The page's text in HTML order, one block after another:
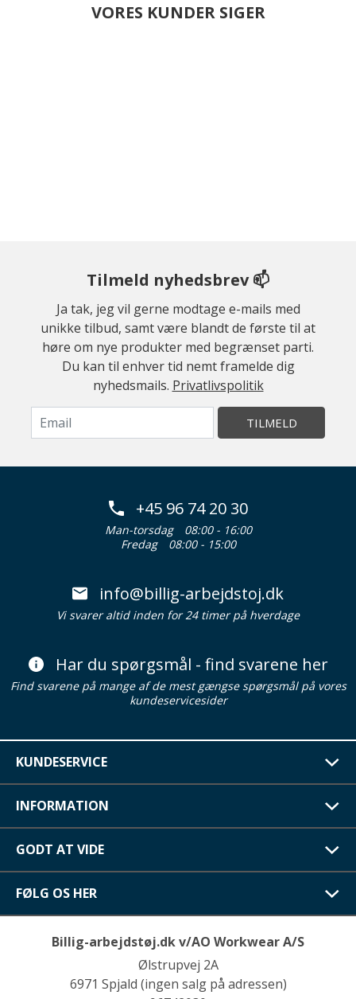
VORES KUNDER SIGER
Tilmeld nyhedsbrev 📫
Ja tak, jeg vil gerne modtage e-mails med
unikke tilbud, samt være blandt de første til at
høre om nye produkter med begrænset parti.
Du kan til enhver tid nemt framelde dig
nyhedsmails. Privatlivspolitik
TILMELD
+45 96 74 20 30
Man-torsdag
08:00 - 16:00
Fredag
08:00 - 15:00
info@billig-arbejdstoj.dk
Vi svarer altid inden for 24 timer på hverdage
Har du spørgsmål - find svarene her
Find svarene på mange af de mest gængse spørgsmål på vores
kundeservicesider
KUNDESERVICE
INFORMATION
GODT AT VIDE
FØLG OS HER
Billig-arbejdstøj.dk v/AO Workwear A/S
Ølstrupvej 2A
6971 Spjald (ingen salg på adressen)